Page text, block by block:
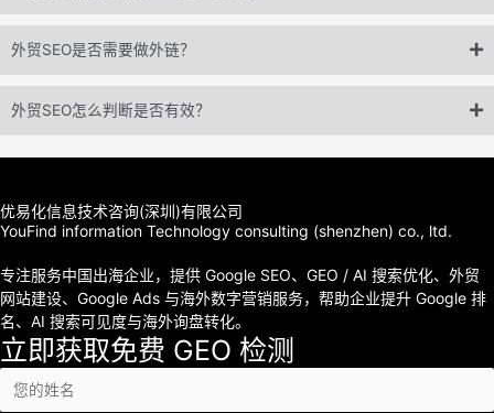
外贸SEO是否需要做外链？
外贸SEO怎么判断是否有效？
优易化信息技术咨询(深圳)有限公司
YouFind information Technology consulting (shenzhen) co., ltd.
专注服务中国出海企业，提供 Google SEO、GEO / AI 搜索优化、外贸
网站建设、Google Ads 与海外数字营销服务，帮助企业提升 Google 排
名、AI 搜索可见度与海外询盘转化。
立即获取免费 GEO 检测